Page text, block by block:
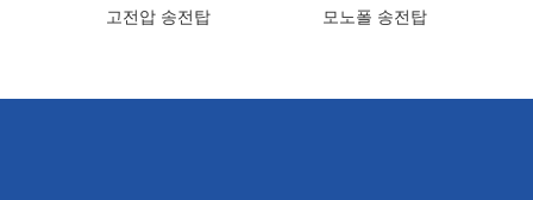
고전압 송전탑 모노폴 송전탑